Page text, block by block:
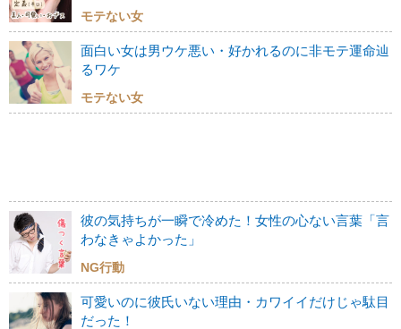
モテない女
面白い女は男ウケ悪い・好かれるのに非モテ運命辿
るワケ
モテない女
彼の気持ちが一瞬で冷めた！女性の心ない言葉「言
わなきゃよかった」
NG行動
可愛いのに彼氏いない理由・カワイイだけじゃ駄目
だった！